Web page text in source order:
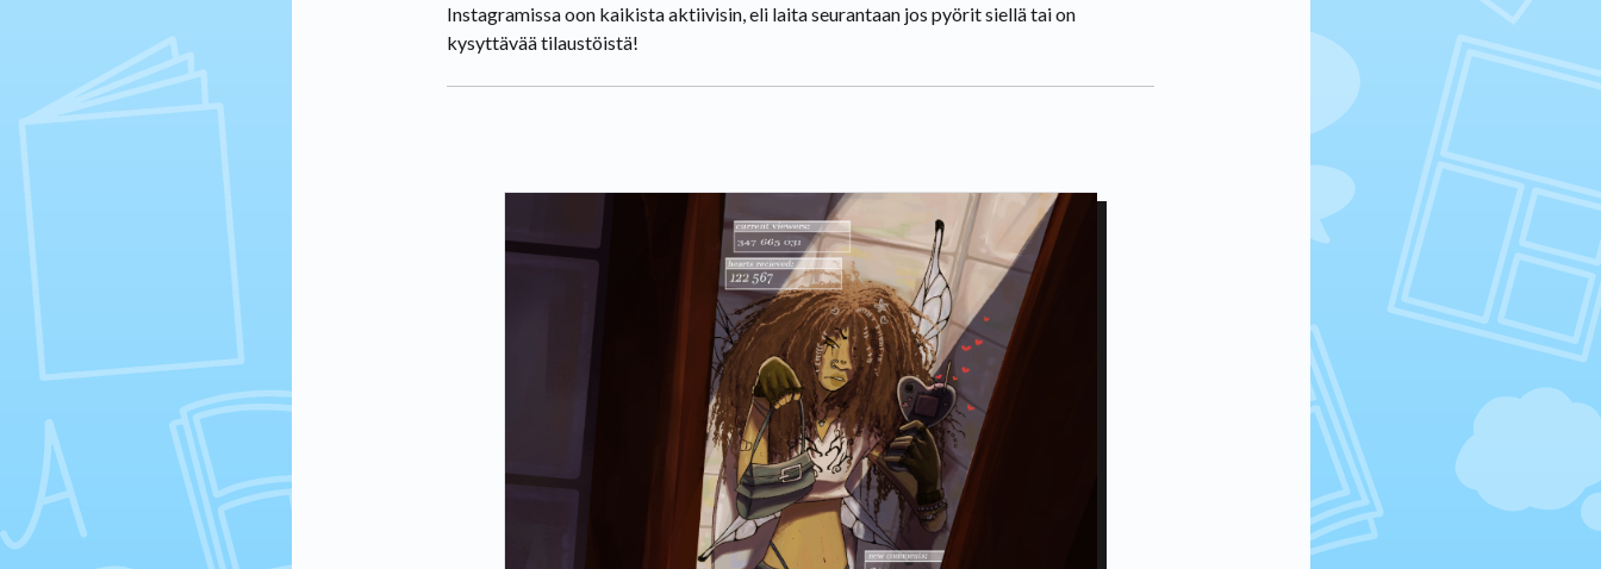
Instagramissa oon kaikista aktiivisin, eli laita seurantaan jos pyörit siellä tai on
kysyttävää tilaustöistä!